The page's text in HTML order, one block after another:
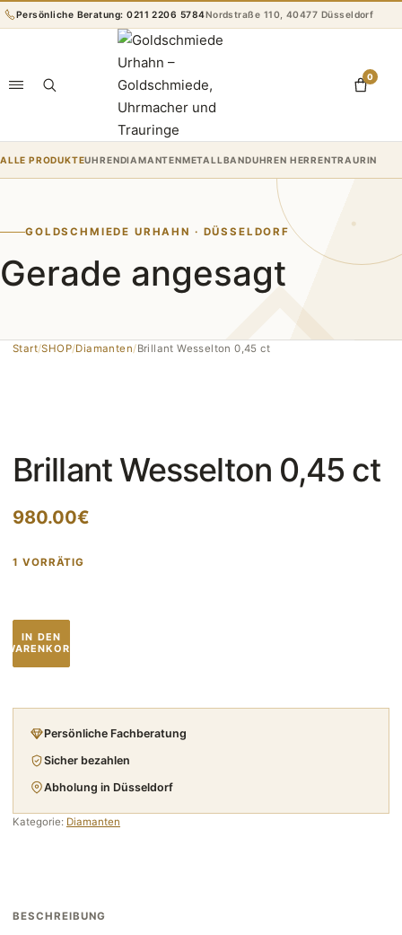
Zum
Inhalt
Persönliche Beratung: 0211 2206 5784Nordstraße 110, 40477 Düsseldorf
0
ALLE PRODUKTEUHRENDIAMANTENMETALLBANDUHREN HERRENTRAURINGE
GOLDSCHMIEDE URHAHN · DÜSSELDORF
Gerade angesagt
Start/SHOP/Diamanten/Brillant Wesselton 0,45 ct
Brillant Wesselton 0,45 ct
980.00€
1 VORRÄTIG
Menge
IN DEN
WARENKORB
Persönliche Fachberatung
Sicher bezahlen
Abholung in Düsseldorf
Kategorie: Diamanten
BESCHREIBUNG